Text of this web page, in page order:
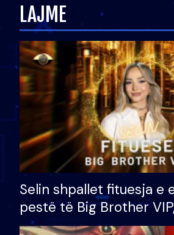
LAJME
Selin shpallet fituesja e
pestë të Big Brother
çmimin e madh prej